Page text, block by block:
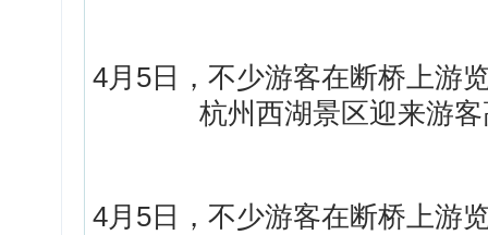
4月5日，不少游客在断桥上游
杭州西湖景区迎来游
4月5日，不少游客在断桥上游